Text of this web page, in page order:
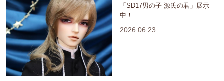
「SD17男の子 源氏の君」展示
中！
2026.06.23